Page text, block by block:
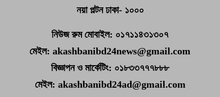
নয়া পল্টন ঢাকা- ১০০০
নিউজ রুম মোবাইল: ০১৭১১৪৩১৩০৭
মেইল: akashbanibd24news@gmail.com
বিজ্ঞাপন ও মার্কেটিং: ০১৮৩৩৭৭৭৮৮৮
মেইল: akashbanibd24ad@gmail.com